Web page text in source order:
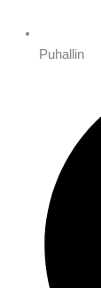
Puhallin